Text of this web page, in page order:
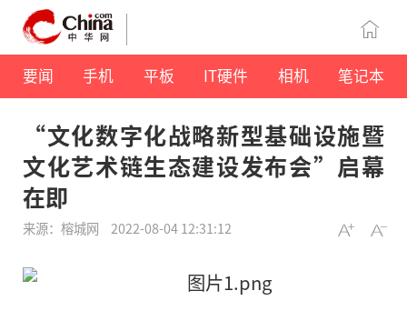
要闻 手机 平板 IT硬件 相机 笔记本
“文化数字化战略新型基础设施暨
文化艺术链生态建设发布会”启幕
在即
来源：榕城网 2022-08-04 12:31:12